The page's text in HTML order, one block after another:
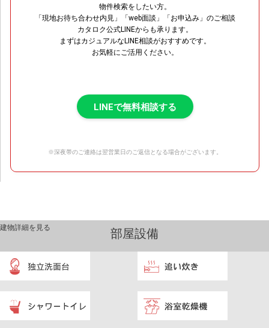
物件検索をしたい方。
「現地お待ち合わせ内見」「web面談」「お申込み」のご相談
カタロク公式LINEからも承ります。
まずはカジュアルなLINE相談がおすすめです。
お気軽にご活用ください。
LINEで無料相談する
※深夜帯のご連絡は翌営業日のご返信となる場合がございます。
部屋設備
建物詳細を見る